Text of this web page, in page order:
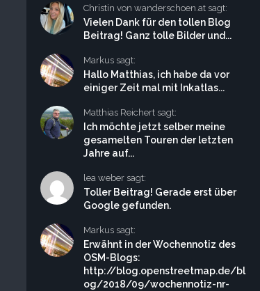
Christin von wanderschoen.at sagt:
Vielen Dank für den tollen Blog
Beitrag! Ganz tolle Bilder und...
Markus sagt:
Hallo Matthias, ich habe da vor
einiger Zeit mal mit Inkatlas...
Matthias Reichert sagt:
Ich möchte jetzt selber meine
gesamelten Touren der letzten
Jahre auf...
lea weber sagt:
Toller Beitrag! Gerade erst über
Google gefunden.
Markus sagt:
Erwähnt in der Wochennotiz des
OSM-Blogs:
http://blog.openstreetmap.de/bl
og/2018/09/wochennotiz-nr-